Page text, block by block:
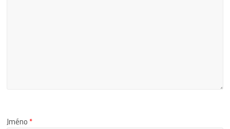
Jméno *